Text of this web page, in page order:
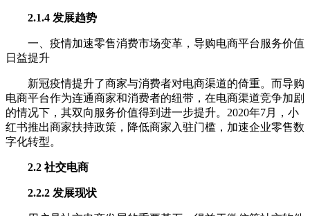
2.1.4 发展趋势
一、疫情加速零售消费市场变革，导购电商平台服务价值
日益提升
新冠疫情提升了商家与消费者对电商渠道的倚重。而导购
电商平台作为连通商家和消费者的纽带，在电商渠道竞争加剧
的情况下，其双向服务价值得到进一步提升。2020年7月，小
红书推出商家扶持政策，降低商家入驻门槛，加速企业零售数
字化转型。
2.2 社交电商
2.2.2 发展现状